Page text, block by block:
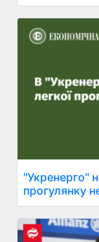
"Укренерго"
прогулянку